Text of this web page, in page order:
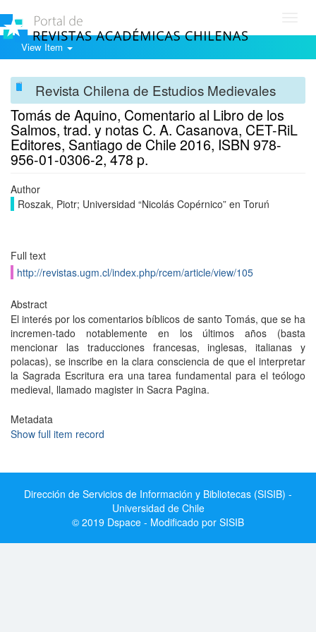
View Item
Revista Chilena de Estudios Medievales
Tomás de Aquino, Comentario al Libro de los
Salmos, trad. y notas C. A. Casanova, CET-RiL
Editores, Santiago de Chile 2016, ISBN 978-
956-01-0306-2, 478 p.
Author
Roszak, Piotr; Universidad “Nicolás Copérnico” en Toruń
Full text
http://revistas.ugm.cl/index.php/rcem/article/view/105
Abstract
El interés por los comentarios bíblicos de santo Tomás, que se ha
incremen-tado notablemente en los últimos años (basta
mencionar las traducciones francesas, inglesas, italianas y
polacas), se inscribe en la clara consciencia de que el interpretar
la Sagrada Escritura era una tarea fundamental para el teólogo
medieval, llamado magister in Sacra Pagina.
Metadata
Show full item record
Dirección de Servicios de Información y Bibliotecas (SISIB) -
Universidad de Chile
© 2019 Dspace - Modificado por SISIB